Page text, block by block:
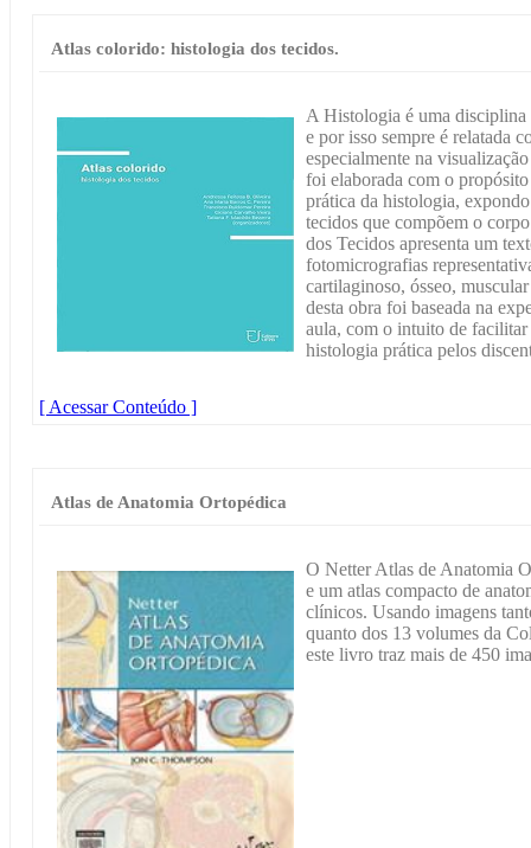
Atlas colorido: histologia dos tecidos.
A Histologia é uma disciplina
e por isso sempre é relatada
especialmente na
foi elaborada com o
prática da histologia,
tecidos que compõem o
dos Tecidos apresenta um
fotomicrografias
cartilaginoso, ósseo,
desta obra foi baseada na
aula, com o intuito de
histologia prática pelos
[ Acessar Conteúdo ]
Atlas de Anatomia Ortopédica
O Netter Atlas de Anatomia
e um atlas compacto de
clínicos. Usando imagens
quanto dos 13 volumes da
este livro traz mais de 450